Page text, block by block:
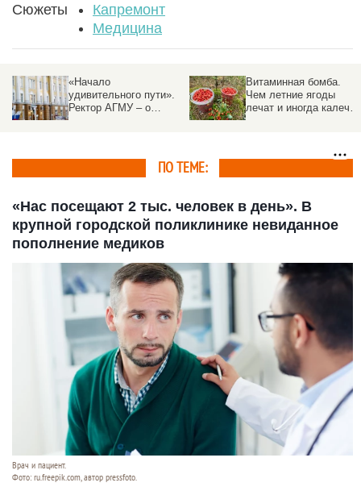
Сюжеты
Капремонт
Медицина
Витаминная бомба.
Чем летние ягоды
лечат и иногда калечат,
Массовое отравление
произошло в турецком
пятизвездочном отеле
ПО ТЕМЕ:
«Нас посещают 2 тыс. человек в день». В
крупной городской поликлинике невиданное
пополнение медиков
Врач и пациент.
Фото: ru.freepik.com, автор pressfoto.